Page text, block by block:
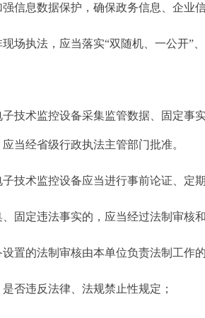
信息数据保护，确保政务信息、企业
场执法，应当落实“双随机、一公开”
技术监控设备采集监管数据、固定事
当经省级行政执法主管部门批准。
技术监控设备应当进行事前论证、定
定违法事实的，应当经过法制审核
置的法制审核由本单位负责法制工作
违反法律、法规禁止性规定；